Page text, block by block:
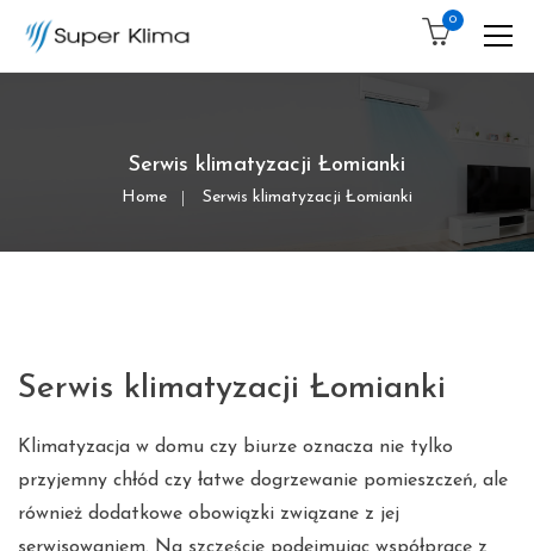
0
Serwis klimatyzacji Łomianki
Home Serwis klimatyzacji Łomianki
Serwis klimatyzacji Łomianki
Klimatyzacja w domu czy biurze oznacza nie tylko
przyjemny chłód czy łatwe dogrzewanie pomieszczeń, ale
również dodatkowe obowiązki związane z jej